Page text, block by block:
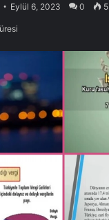
Eylül 6, 2023 0 5